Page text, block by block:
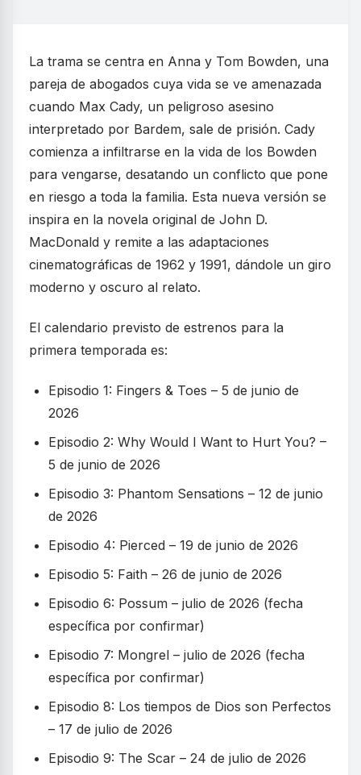
La trama se centra en Anna y Tom Bowden, una
pareja de abogados cuya vida se ve amenazada
cuando Max Cady, un peligroso asesino
interpretado por Bardem, sale de prisión. Cady
comienza a infiltrarse en la vida de los Bowden
para vengarse, desatando un conflicto que pone
en riesgo a toda la familia. Esta nueva versión se
inspira en la novela original de John D.
MacDonald y remite a las adaptaciones
cinematográficas de 1962 y 1991, dándole un giro
moderno y oscuro al relato.
El calendario previsto de estrenos para la
primera temporada es:
Episodio 1: Fingers & Toes – 5 de junio de
2026
Episodio 2: Why Would I Want to Hurt You? –
5 de junio de 2026
Episodio 3: Phantom Sensations – 12 de junio
de 2026
Episodio 4: Pierced – 19 de junio de 2026
Episodio 5: Faith – 26 de junio de 2026
Episodio 6: Possum – julio de 2026 (fecha
específica por confirmar)
Episodio 7: Mongrel – julio de 2026 (fecha
específica por confirmar)
Episodio 8: Los tiempos de Dios son Perfectos
– 17 de julio de 2026
Episodio 9: The Scar – 24 de julio de 2026